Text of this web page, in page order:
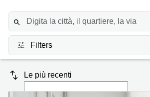
Coworking
Sala
Riunioni
Virtuale
Palermo
Bari
Torino
Firenze
Uffici
in
Vicenza
Palermo
Uffici
Prezzo
Accesso
Filters
Le più recenti